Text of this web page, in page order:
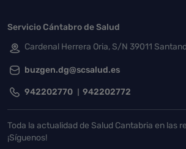
Servicio Cántabro de Salud
Cardenal Herrera Oria, S/N 39011
buzgen.dg@scsalud.es
942202770 942202772
Toda la actualidad de Salud Cantabria en las
¡Síguenos!